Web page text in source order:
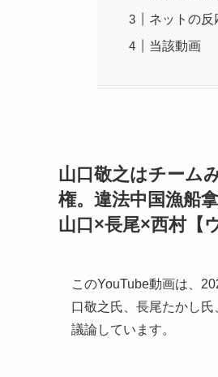
ネットの反
当該動画
山口敬之はチーム
権。違法中国漁船
山口×長尾×西村【
このYouTube動画は、
口敬之氏、長尾たかし
議論しています。